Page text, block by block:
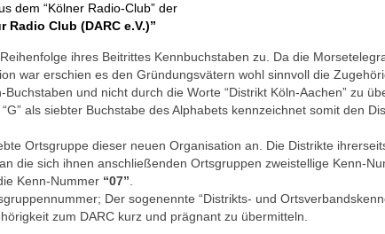
dem “Kölner Radio-Club” der
Club (DARC e.V.)”
ihres Beitrittes Kennbuchstaben zu. Da die
war erschien es den Gründungsvätern wohl sinnvoll die
und nicht durch die Worte “Distrikt Köln-Aachen” zu
als siebter Buchstabe des Alphabets kennzeichnet somit den
Ortsgruppe dieser neuen Organisation an. Die Distrikte
die sich ihnen anschließenden Ortsgruppen zweistellige Kenn-
Kenn-Nummer “07”
Der sogenennte “Distrikts- und
zum DARC kurz und prägnant zu übermitteln.